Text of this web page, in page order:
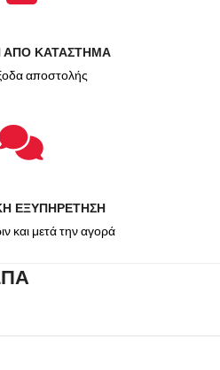
ΑΠΟ ΚΑΤΑΣΤΗΜΑ
αποστολής
ΕΞΥΠΗΡΕΤΗΣΗ
και μετά την αγορά